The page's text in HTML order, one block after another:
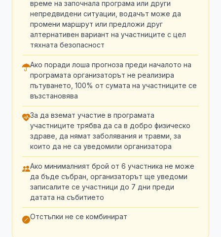
време на започнала програма или други
непредвидени ситуации, водачът може да
промени маршрут или предложи друг
алтернативен вариант на участниците с цел
тяхната безопасност
Ако поради лоша прогноза преди началото на
програмата организаторът не реализира
пътуването, 100% от сумата на участниците се
възстановява
За да вземат участие в програмата
участниците трябва да са в добро физическо
здраве, да нямат заболявания и травми, за
които да не са уведомили организатора
Ако минималният брой от 6 участника не може
да бъде събран, организаторът ще уведоми
записалите се участници до 7 дни преди
датата на събитието
Отстъпки не се комбинират